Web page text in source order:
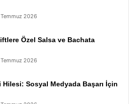
2026
Özel Salsa ve Bachata
2026
Sosyal Medyada Başarı İçin